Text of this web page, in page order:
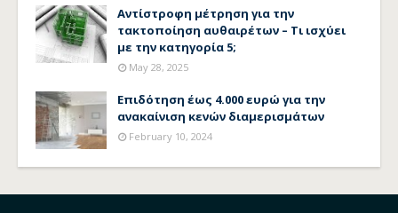
Αντίστροφη μέτρηση για την
τακτοποίηση αυθαιρέτων – Τι ισχύει
με την κατηγορία 5;
May 28, 2025
Επιδότηση έως 4.000 ευρώ για την
ανακαίνιση κενών διαμερισμάτων
February 10, 2024